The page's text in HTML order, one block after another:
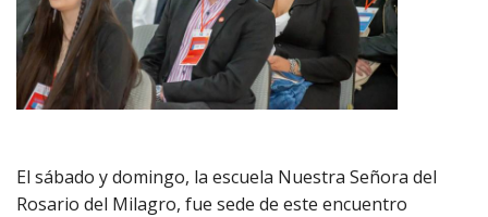
El sábado y domingo, la escuela Nuestra Señora del
Rosario del Milagro, fue sede de este encuentro